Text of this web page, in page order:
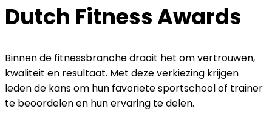
Dutch Fitness Awards
Binnen de fitnessbranche draait het om vertrouwen,
kwaliteit en resultaat. Met deze verkiezing krijgen
leden de kans om hun favoriete sportschool of trainer
te beoordelen en hun ervaring te delen.